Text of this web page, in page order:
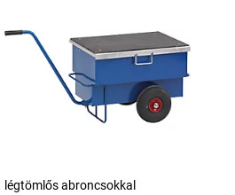
légtömlős abroncsokkal